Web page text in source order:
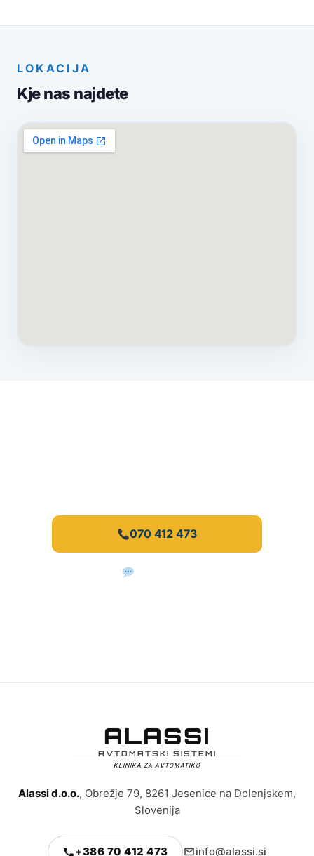
LOKACIJA
Kje nas najdete
070 412 473
ALASSI
AVTOMATSKI SISTEMI
KLINIKA ZA AVTOMATIKO
Alassi d.o.o., Obrežje 79, 8261 Jesenice na Dolenjskem,
Slovenija
+386 70 412 473 info@alassi.si